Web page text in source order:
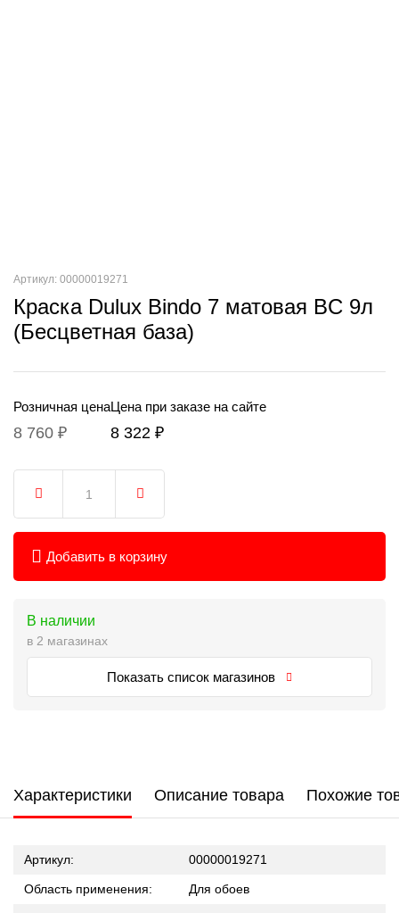
Артикул: 00000019271
Краска Dulux Bindo 7 матовая BC 9л
(Бесцветная база)
Розничная цена
8 760 ₽
Цена при заказе на сайте
8 322 ₽
Добавить в корзину
В наличии
в 2 магазинах
Показать список магазинов
Характеристики Описание товара Похожие
Артикул: 00000019271
Область применения: Для обоев